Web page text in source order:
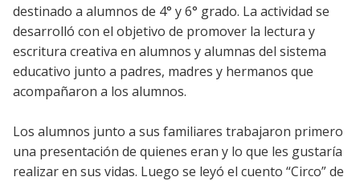
destinado a alumnos de 4° y 6° grado. La actividad se
desarrolló con el objetivo de promover la lectura y
escritura creativa en alumnos y alumnas del sistema
educativo junto a padres, madres y hermanos que
acompañaron a los alumnos.
Los alumnos junto a sus familiares trabajaron primero
una presentación de quienes eran y lo que les gustaría
realizar en sus vidas. Luego se leyó el cuento “Circo” de